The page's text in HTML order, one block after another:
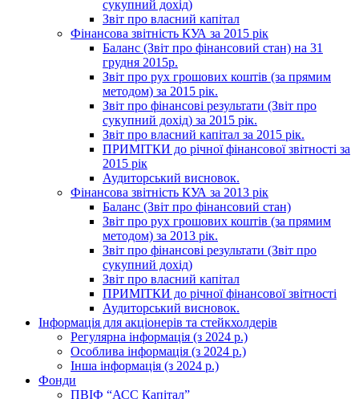
сукупний дохід)
Звіт про власний капітал
Фінансова звітність КУА за 2015 рік
Баланс (Звіт про фінансовий стан) на 31
грудня 2015р.
Звіт про рух грошових коштів (за прямим
методом) за 2015 рік.
Звіт про фінансові результати (Звіт про
сукупний дохід) за 2015 рік.
Звіт про власний капітал за 2015 рік.
ПРИМІТКИ до річної фінансової звітності за
2015 рік
Аудиторський висновок.
Фінансова звітність КУА за 2013 рік
Баланс (Звіт про фінансовий стан)
Звіт про рух грошових коштів (за прямим
методом) за 2013 рік.
Звіт про фінансові результати (Звіт про
сукупний дохід)
Звіт про власний капітал
ПРИМІТКИ до річної фінансової звітності
Аудиторський висновок.
Інформація для акціонерів та стейкхолдерів
Регулярна інформація (з 2024 р.)
Особлива інформація (з 2024 р.)
Інша інформація (з 2024 р.)
Фонди
ПВІФ “АСС Капітал”